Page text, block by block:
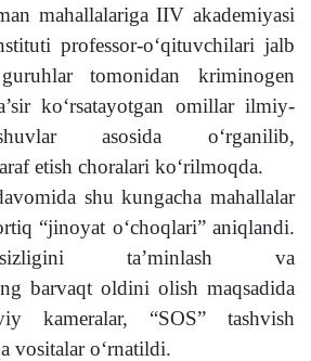
mahallalariga IIV akademiyasi
professor-o‘qituvchilari jalb
tomonidan kriminogen
ko‘rsatayotgan omillar ilmiy-
asosida o‘rganilib,
etish choralari ko‘rilmoqda.
shu kungacha mahallalar
“jinoyat o‘choqlari” aniqlandi.
ta’minlash va
barvaqt oldini olish maqsadida
kameralar, “SOS” tashvish
vositalar o‘rnatildi.